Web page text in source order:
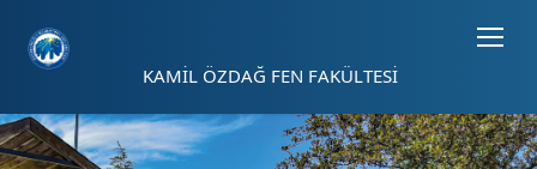
KAMİL ÖZDAĞ FEN FAKÜLTESİ